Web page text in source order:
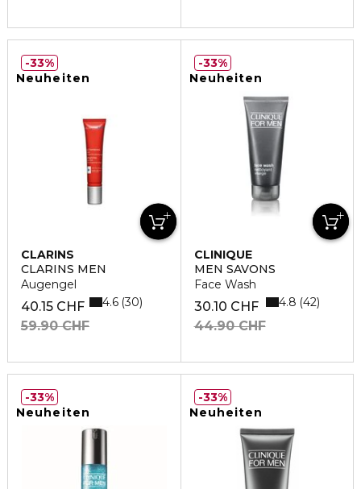
Neuheiten
CLARINS
CLARINS MEN
Augengel
40.15 CHF
59.90 CHF
4.6 30
33%
Neuheiten
CLINIQUE
MEN SAVONS
Face Wash
30.10 CHF
44.90 CHF
4.8 42
33%
Neuheiten
33%
Neuheiten
33%